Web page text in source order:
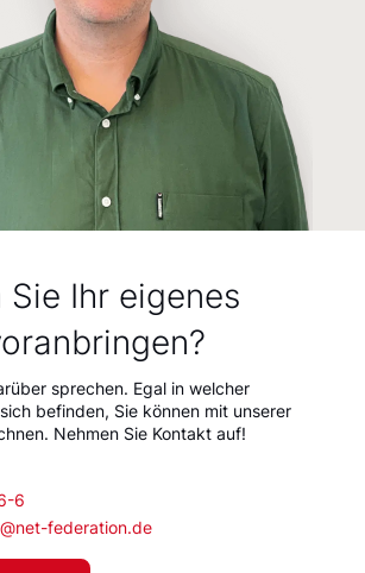
Ihr eigenes
sprechen. Egal in welcher
befinden, Sie können mit unserer
Nehmen Sie Kontakt auf!
6
federation.de